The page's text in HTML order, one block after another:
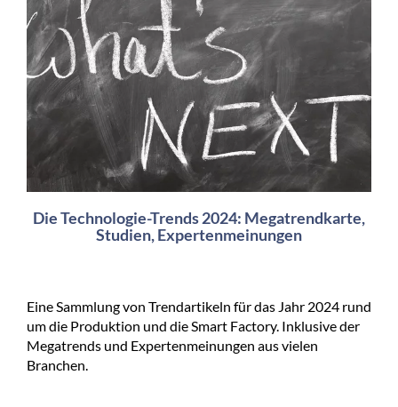
Die Technologie-Trends 2024: Megatrendkarte,
Studien, Expertenmeinungen
Eine Sammlung von Trendartikeln für das Jahr 2024 rund
um die Produktion und die Smart Factory. Inklusive der
Megatrends und Expertenmeinungen aus vielen
Branchen.